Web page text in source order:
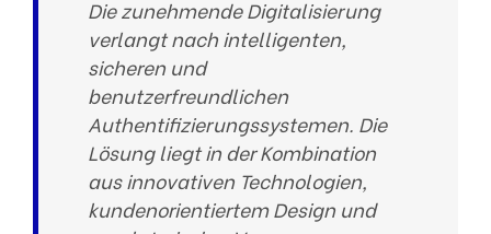
Die zunehmende Digitalisierung
verlangt nach intelligenten,
sicheren und
benutzerfreundlichen
Authentifizierungssystemen. Die
Lösung liegt in der Kombination
aus innovativen Technologien,
kundenorientiertem Design und